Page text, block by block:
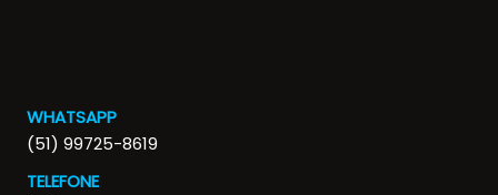
WHATSAPP
(51) 99725-8619
TELEFONE